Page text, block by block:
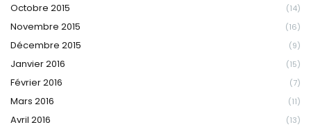
Octobre 2015 (14)
Novembre 2015 (16)
Décembre 2015 (9)
Janvier 2016 (15)
Février 2016 (7)
Mars 2016 (11)
Avril 2016 (13)